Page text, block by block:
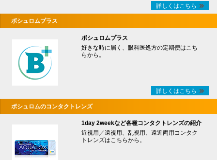
詳しくはこちら
ボシュロムプラス
ボシュロムプラス
好きな時に届く、眼科医処方の定期便はこち
らから。
詳しくはこちら
ボシュロムのコンタクトレンズ
1day 2weekなど各種コンタクトレンズの紹介
近視用／遠視用、乱視用、遠近両用コンタク
トレンズはこちらから。